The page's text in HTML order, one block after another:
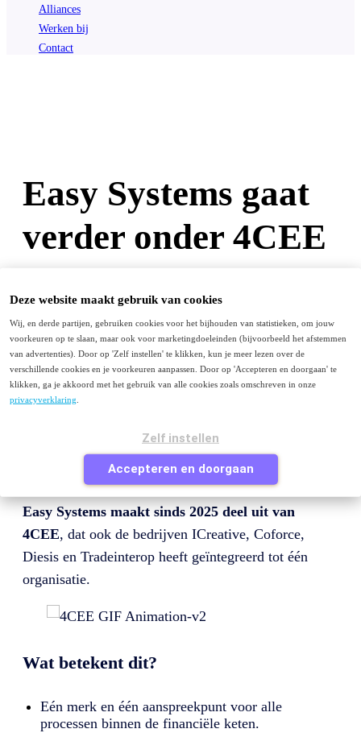
Deze website maakt gebruik van cookies
Wij, en derde partijen, gebruiken cookies voor het bijhouden van statistieken, om jouw
voorkeuren op te slaan, maar ook voor marketingdoeleinden (bijvoorbeeld het afstemmen
van advertenties). Door op 'Zelf instellen' te klikken, kun je meer lezen over de
verschillende cookies en je voorkeuren aanpassen. Door op 'Accepteren en doorgaan' te
klikken, ga je akkoord met het gebruik van alle cookies zoals omschreven in onze
privacyverklaring
Zelf instellen
Accepteren en doorgaan
Alliances
Werken bij
Contact
Easy Systems gaat
verder onder 4CEE
Menu
Purchase to Pay
E-facturatie
Peppol
Contact
Je bezoekt deze pagina waarschijnlijk omdat je van
komt en op zoek bent naar Easy
Systems of naar informatie over factuurverwerking of
purchase to pay.
Easy Systems maakt sinds 2025 deel uit van
4CEE, dat ook de bedrijven ICreative, Coforce,
Diesis en Tradeinterop heeft geïntegreerd tot één
organisatie.
Wat betekent dit?
Eén merk en één aanspreekpunt voor alle
processen binnen de financiële keten.